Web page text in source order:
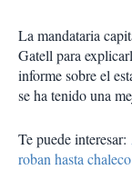
La mandataria
Gatell para
informe sobre el
se ha tenido una
Te puede interesar:
roban hasta chaleco